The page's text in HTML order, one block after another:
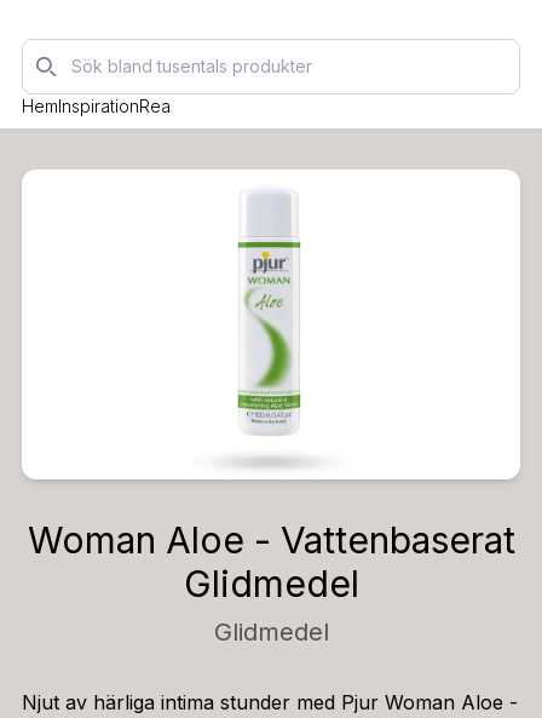
Sök
HemInspirationRea
Woman Aloe - Vattenbaserat
Glidmedel
Glidmedel
Njut av härliga intima stunder med Pjur Woman Aloe -